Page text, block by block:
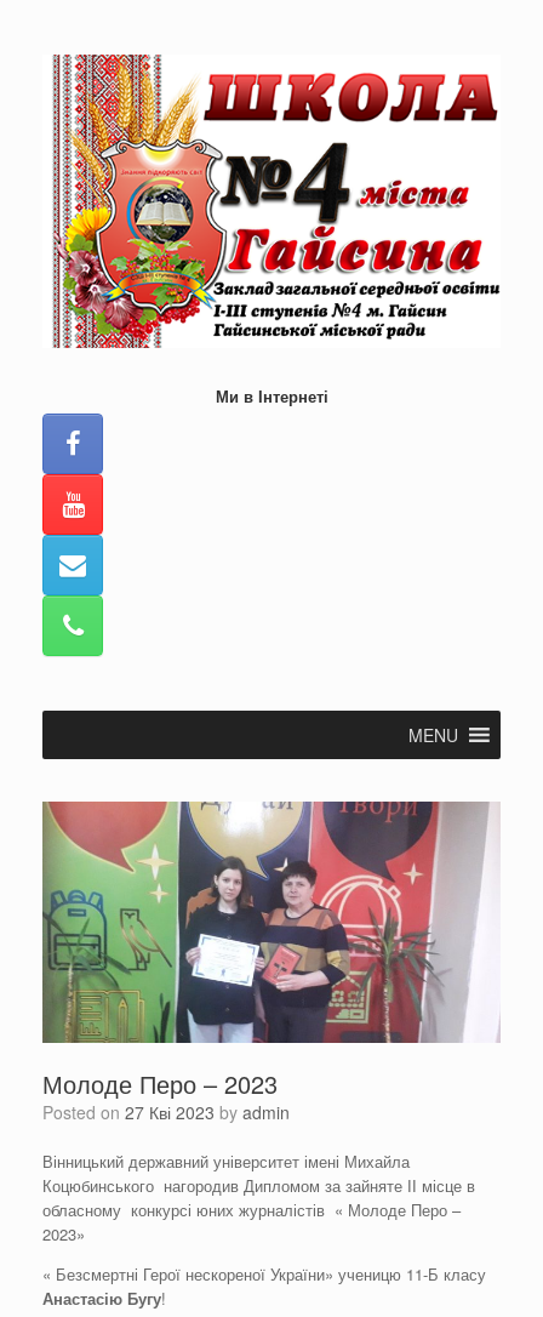
Ми в Інтернеті
MENU
Молоде Перо – 2023
Posted on 27 Кві 2023 by admin
Вінницький державний університет імені Михайла
Коцюбинського нагородив Дипломом за зайняте ІІ місце в
обласному конкурсі юних журналістів « Молоде Перо –
2023»
« Безсмертні Герої нескореної України» ученицю 11-Б класу
Анастасію Бугу!